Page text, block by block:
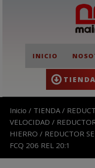
INICIO
TIENDA
Inicio / TIENDA /
VELOCIDAD /
HIERRO / REDUCTOR
FCQ 206 REL 20:1